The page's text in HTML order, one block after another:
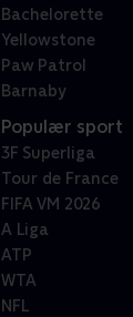
Bachelorette
Yellowstone
Paw Patrol
Barnaby
Populær sport
3F Superliga
Tour de France
FIFA VM 2026
A Liga
ATP
WTA
NFL